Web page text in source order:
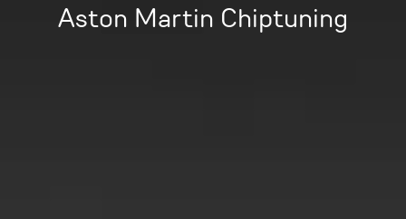
Aston Martin Chiptuning